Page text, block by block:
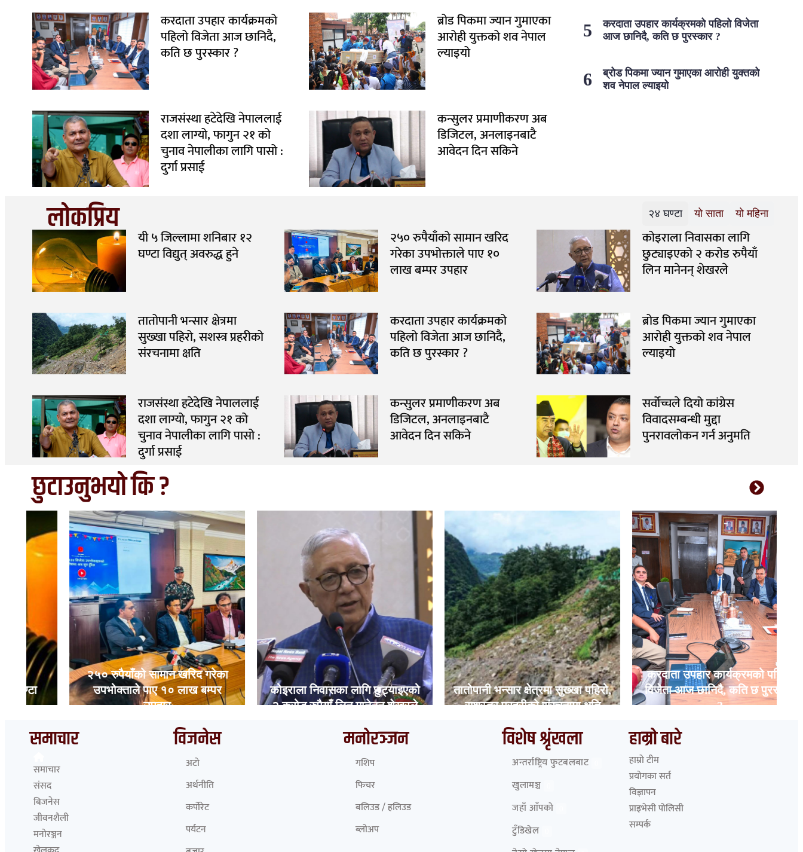
करदाता उपहार कार्यक्रमको
पहिलो विजेता आज छानिदै,
कति छ पुरस्कार ?
ब्रोड पिकमा ज्यान गुमाएका
आरोही युक्तको शव नेपाल
ल्याइयो
राजसंस्था हटेदेखि नेपाललाई
दशा लाग्यो, फागुन २१ को
चुनाव नेपालीका लागि पासो :
दुर्गा प्रसाई
कन्सुलर प्रमाणीकरण अब
डिजिटल, अनलाइनबाटै
आवेदन दिन सकिने
करदाता उपहार कार्यक्रमको पहिलो विजेता
आज छानिदै, कति छ पुरस्कार ?
ब्रोड पिकमा ज्यान गुमाएका आरोही युक्तको
शव नेपाल ल्याइयो
लोकप्रिय २४ घण्टा यो साता यो महिना
यी ५ जिल्लामा शनिबार १२
घण्टा विद्युत् अवरुद्ध हुने
२५० रुपैयाँको सामान खरिद
गरेका उपभोक्ताले पाए १०
लाख बम्पर उपहार
कोइराला निवासका लागि
छुट्याइएको २ करोड रुपैयाँ
लिन मानेनन् शेखरले
तातोपानी भन्सार क्षेत्रमा
सुख्खा पहिरो, सशस्त्र प्रहरीको
संरचनामा क्षति
करदाता उपहार कार्यक्रमको
पहिलो विजेता आज छानिदै,
कति छ पुरस्कार ?
ब्रोड पिकमा ज्यान गुमाएका
आरोही युक्तको शव नेपाल
ल्याइयो
राजसंस्था हटेदेखि नेपाललाई
दशा लाग्यो, फागुन २१ को
चुनाव नेपालीका लागि पासो :
दुर्गा प्रसाई
कन्सुलर प्रमाणीकरण अब
डिजिटल, अनलाइनबाटै
आवेदन दिन सकिने
सर्वोच्चले दियो कांग्रेस
विवादसम्बन्धी मुद्दा
पुनरावलोकन गर्न अनुमति
छुटाउनुभयो कि ?
२५० रुपैयाँको सामान खरिद गरेका
उपभोक्ताले पाए १० लाख बम्पर
उपहार
कोइराला निवासका लागि छुट्याइएको
२ करोड रुपैयाँ लिन मानेनन् शेखरले
तातोपानी भन्सार क्षेत्रमा सुख्खा पहिरो,
सशस्त्र प्रहरीको संरचनामा क्षति
करदाता उपहार कार्यक्रमको पहिलो
विजेता आज छानिदै, कति छ पुरस्कार
?
समाचार
समाचार
संसद
बिजनेस
जीवनशैली
मनोरञ्जन
विजनेस
अटो
अर्थनीति
कर्पोरेट
पर्यटन
मनोरञ्जन
गशिप
फिचर
बलिउड / हलिउड
ब्लोअप
विशेष श्रृंखला
अन्तर्राष्ट्रिय फुटबलबाट
खुलामञ्च
जहाँ आँपको
टुँडिखेल
हाम्रो बारे
हाम्रो टीम
प्रयोगका सर्त
विज्ञापन
प्राइभेसी पोलिसी
सम्पर्क